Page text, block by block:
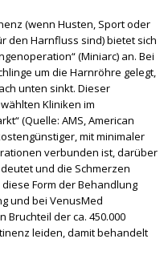
(wenn Husten, Sport oder
den Harnfluss sind) bietet sich
(Miniarc) an. Bei
um die Harnröhre gelegt,
unten sinkt. Dieser
Kliniken im
(Quelle: AMS, American
mit minimaler
verbunden ist, darüber
und die Schmerzen
Form der Behandlung
und bei VenusMed
der ca. 450.000
leiden, damit behandelt